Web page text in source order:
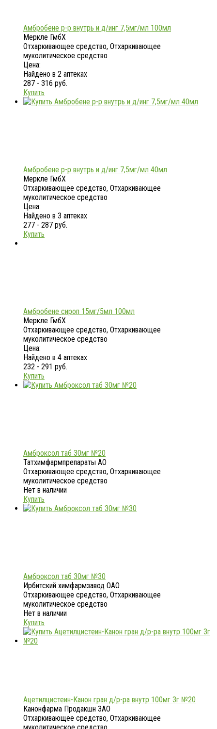
Амбробене р-р внутрь и д/инг 7,5мг/мл 100мл
Меркле ГмбХ
Отхаркивающее средство, Отхаркивающее
муколитическое средство
Цена:
Найдено в 2 аптеках
287 - 316 руб.
Купить
Амбробене р-р внутрь и д/инг 7,5мг/мл 40мл
Меркле ГмбХ
Отхаркивающее средство, Отхаркивающее
муколитическое средство
Цена:
Найдено в 3 аптеках
277 - 287 руб.
Купить
Амбробене сироп 15мг/5мл 100мл
Меркле ГмбХ
Отхаркивающее средство, Отхаркивающее
муколитическое средство
Цена:
Найдено в 4 аптеках
232 - 291 руб.
Купить
Амброксол таб 30мг №20
Татхимфармпрепараты АО
Отхаркивающее средство, Отхаркивающее
муколитическое средство
Нет в наличии
Купить
Амброксол таб 30мг №30
Ирбитский химфармзавод ОАО
Отхаркивающее средство, Отхаркивающее
муколитическое средство
Нет в наличии
Купить
Ацетилцистеин-Канон гран д/р-ра внутр 100мг 3г №20
Канонфарма Продакшн ЗАО
Отхаркивающее средство, Отхаркивающее